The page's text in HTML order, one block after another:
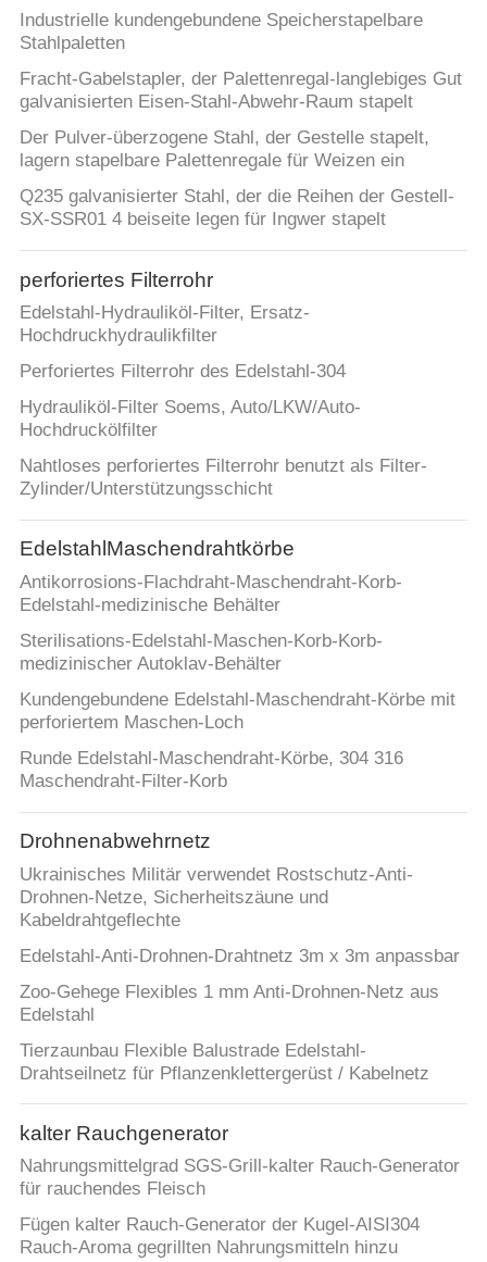
Industrielle kundengebundene Speicherstapelbare
Stahlpaletten
Fracht-Gabelstapler, der Palettenregal-langlebiges Gut
galvanisierten Eisen-Stahl-Abwehr-Raum stapelt
Der Pulver-überzogene Stahl, der Gestelle stapelt,
lagern stapelbare Palettenregale für Weizen ein
Q235 galvanisierter Stahl, der die Reihen der Gestell-
SX-SSR01 4 beiseite legen für Ingwer stapelt
perforiertes Filterrohr
Edelstahl-Hydrauliköl-Filter, Ersatz-
Hochdruckhydraulikfilter
Perforiertes Filterrohr des Edelstahl-304
Hydrauliköl-Filter Soems, Auto/LKW/Auto-
Hochdruckölfilter
Nahtloses perforiertes Filterrohr benutzt als Filter-
Zylinder/Unterstützungsschicht
EdelstahlMaschendrahtkörbe
Antikorrosions-Flachdraht-Maschendraht-Korb-
Edelstahl-medizinische Behälter
Sterilisations-Edelstahl-Maschen-Korb-Korb-
medizinischer Autoklav-Behälter
Kundengebundene Edelstahl-Maschendraht-Körbe mit
perforiertem Maschen-Loch
Runde Edelstahl-Maschendraht-Körbe, 304 316
Maschendraht-Filter-Korb
Drohnenabwehrnetz
Ukrainisches Militär verwendet Rostschutz-Anti-
Drohnen-Netze, Sicherheitszäune und
Kabeldrahtgeflechte
Edelstahl-Anti-Drohnen-Drahtnetz 3m x 3m anpassbar
Zoo-Gehege Flexibles 1 mm Anti-Drohnen-Netz aus
Edelstahl
Tierzaunbau Flexible Balustrade Edelstahl-
Drahtseilnetz für Pflanzenklettergerüst / Kabelnetz
kalter Rauchgenerator
Nahrungsmittelgrad SGS-Grill-kalter Rauch-Generator
für rauchendes Fleisch
Fügen kalter Rauch-Generator der Kugel-AISI304
Rauch-Aroma gegrillten Nahrungsmitteln hinzu